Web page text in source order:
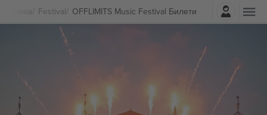
Festival OFFLIMITS Music Festival Билети
Најави се